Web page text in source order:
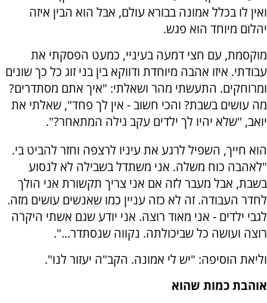
ואין לו בכלל אמונה בבורא עולם, אבל הוא הבין איזה
יהלום מיוחד הוא פגש.
מוקסמת, עם חצי דמעה בעיניי, כמעט הפסקתי את
עבודתי. איזו אהבה מיוחדת ודווקא בין בני זוג כל כך שונים
ומרוחקים. התעשתי מהר ושאלתי: "איך אתם מסתדרים?
מה עושים בשבת? והכי חשוב - אין לך פחד", שאלתי את
יואב, "שלא יהיו לך ילדים עקב גילה המתאחר?".
הוא חייך, השפיל לרגע את עיניו לרצפה וחזר להביט בי.
"לאהבה כוח משלה. אני משתדל בשבילה לא לנסוע
בשבת, אבל מעבר לזה אם אני צריך תקשורת אני הולך
לחדר העבודה. זה לא כזה עניין כמו שאנשים עושים מזה.
לגבי ילדים - אני מאוד רוצה. אני יודע שגם אשתי היקרה
רוצה ועושה כל שביכולתה. נקווה שנסתדר...".
וליאת הוסיפה: "יש לי אמונה. הקב"ה יעזור לנו".
אוהבת כמות שהוא